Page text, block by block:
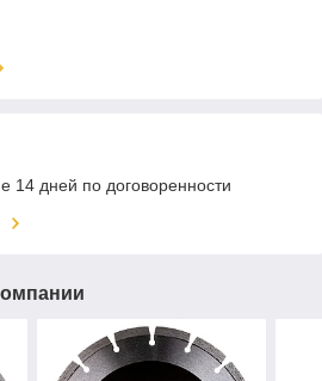
14 дней по договоренности